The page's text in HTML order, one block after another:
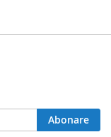
Abonare